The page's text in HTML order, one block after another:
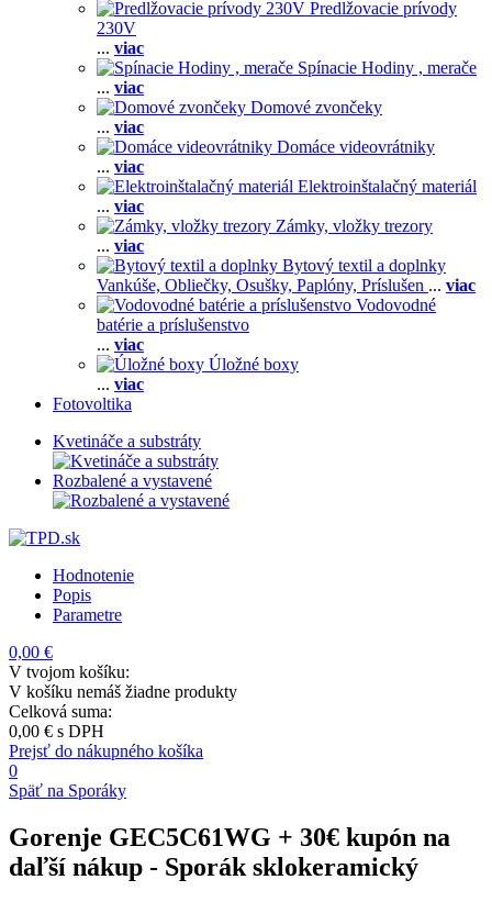
Predlžovacie prívody
230V
... viac
Spínacie Hodiny , merače
... viac
Domové zvončeky
... viac
Domáce videovrátniky
... viac
Elektroinštalačný materiál
... viac
Zámky, vložky trezory
... viac
Bytový textil a doplnky
Vankúše, Obliečky, Osušky, Paplóny, Príslušen ... viac
Vodovodné
batérie a príslušenstvo
... viac
Úložné boxy
... viac
Fotovoltika
Kvetináče a substráty
Rozbalené a vystavené
Hodnotenie
Popis
Parametre
0,00 €
V tvojom košíku:
V košíku nemáš žiadne produkty
Celková suma:
0,00 € s DPH
Prejsť do nákupného košíka
0
Späť na Sporáky
Gorenje GEC5C61WG + 30€ kupón na
daľší nákup - Sporák sklokeramický